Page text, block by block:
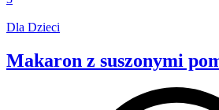
Dla Dzieci
Makaron z suszonymi